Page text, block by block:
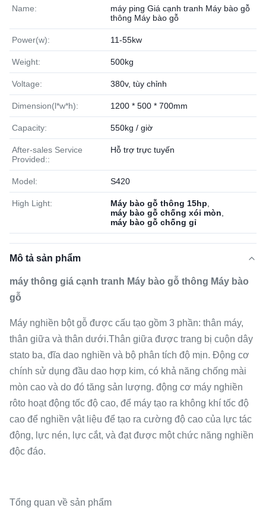
Name:
máy ping Giá cạnh tranh Máy bào gỗ
thông Máy bào gỗ
Power(w): 11-55kw
Weight: 500kg
Voltage: 380v, tùy chỉnh
Dimension(l*w*h): 1200 * 500 * 700mm
Capacity: 550kg / giờ
After-sales Service
Provided::
Hỗ trợ trực tuyến
Model: S420
High Light: Máy bào gỗ thông 15hp
máy bào gỗ chống xói mòn
máy bào gỗ chống gỉ
Mô tả sản phẩm
máy thông giá cạnh tranh Máy bào gỗ thông Máy bào
gỗ
Máy nghiền bột gỗ được cấu tạo gồm 3 phần: thân máy,
thân giữa và thân dưới.Thân giữa được trang bị cuộn dây
stato ba, đĩa dao nghiền và bộ phân tích độ mịn. Động cơ
chính sử dụng đầu dao hợp kim, có khả năng chống mài
mòn cao và do đó tăng sản lượng. động cơ máy nghiền
rôto hoạt động tốc độ cao, để máy tạo ra không khí tốc độ
cao để nghiền vật liệu để tạo ra cường độ cao của lực tác
động, lực nén, lực cắt, và đạt được một chức năng nghiền
độc đáo.
Tổng quan về sản phẩm